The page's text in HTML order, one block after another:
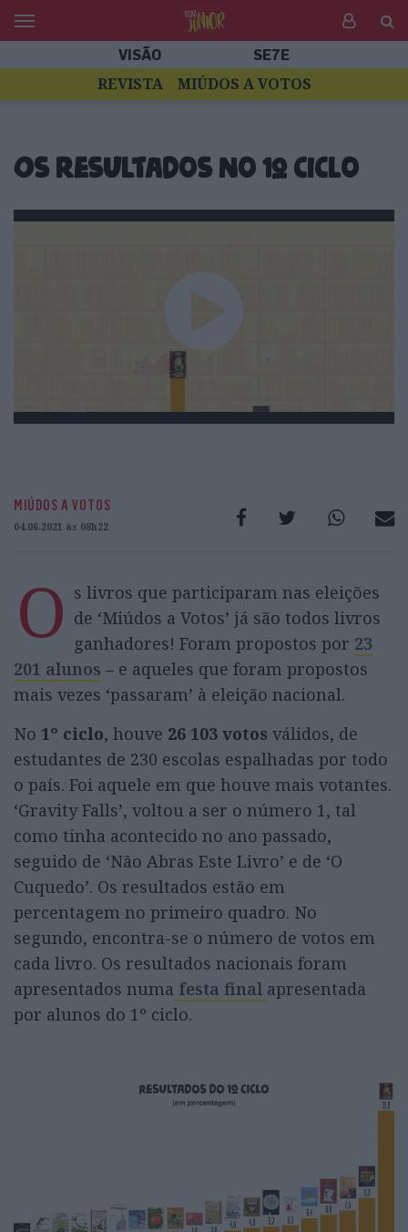
VISÃO SE7E
REVISTA MIÚDOS A VOTOS
Os resultados no 1º ciclo
MIÚDOS A VOTOS
04.06.2021 às 08h22
O s livros que participaram nas eleições
de ‘Miúdos a Votos’ já são todos livros
ganhadores! Foram propostos por 23
201 alunos – e aqueles que foram propostos
mais vezes ‘passaram’ à eleição nacional.
No 1º ciclo, houve 26 103 votos válidos, de
estudantes de 230 escolas espalhadas por todo
o país. Foi aquele em que houve mais votantes.
‘Gravity Falls’, voltou a ser o número 1, tal
como tinha acontecido no ano passado,
seguido de ‘Não Abras Este Livro’ e de ‘O
Cuquedo’. Os resultados estão em
percentagem no primeiro quadro. No
segundo, encontra-se o número de votos em
cada livro. Os resultados nacionais foram
apresentados numa festa final apresentada
por alunos do 1º ciclo.